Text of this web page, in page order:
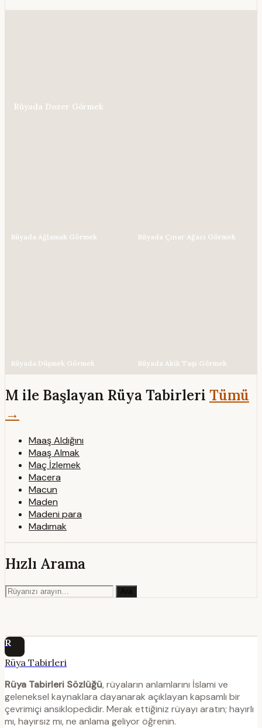
Rüyada Dozer Görmek
Rüyada Ağlamak Görmek Rüyada Çınar Ağacı Görmek
Rüyada Düşmek Görmek Rüyada Akik Taşı Görmek
M ile Başlayan Rüya Tabirleri Tümü
→
Maaş Aldığını
Maaş Almak
Maç İzlemek
Macera
Macun
Maden
Madeni para
Madımak
Hızlı Arama
Ara
R
Rüya Tabirleri
Rüya Tabirleri Sözlüğü, rüyaların anlamlarını İslami ve
geleneksel kaynaklara dayanarak açıklayan kapsamlı bir
çevrimiçi ansiklopedidir. Merak ettiğiniz rüyayı aratın; hayırlı
mı, hayırsız mı, ne anlama geliyor öğrenin.